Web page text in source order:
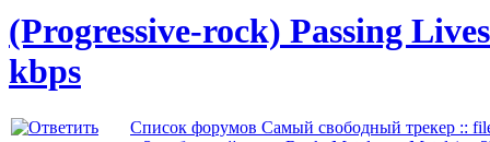
(Progressive-​rock) Passing
kbps
Список форумов Самый свободный трекер ::